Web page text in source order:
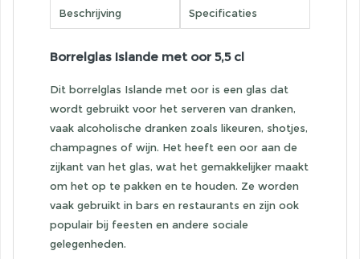
Beschrijving Specificaties
Borrelglas Islande met oor 5,5 cl
Dit borrelglas Islande met oor is een glas dat
wordt gebruikt voor het serveren van dranken,
vaak alcoholische dranken zoals likeuren, shotjes,
champagnes of wijn. Het heeft een oor aan de
zijkant van het glas, wat het gemakkelijker maakt
om het op te pakken en te houden. Ze worden
vaak gebruikt in bars en restaurants en zijn ook
populair bij feesten en andere sociale
gelegenheden.